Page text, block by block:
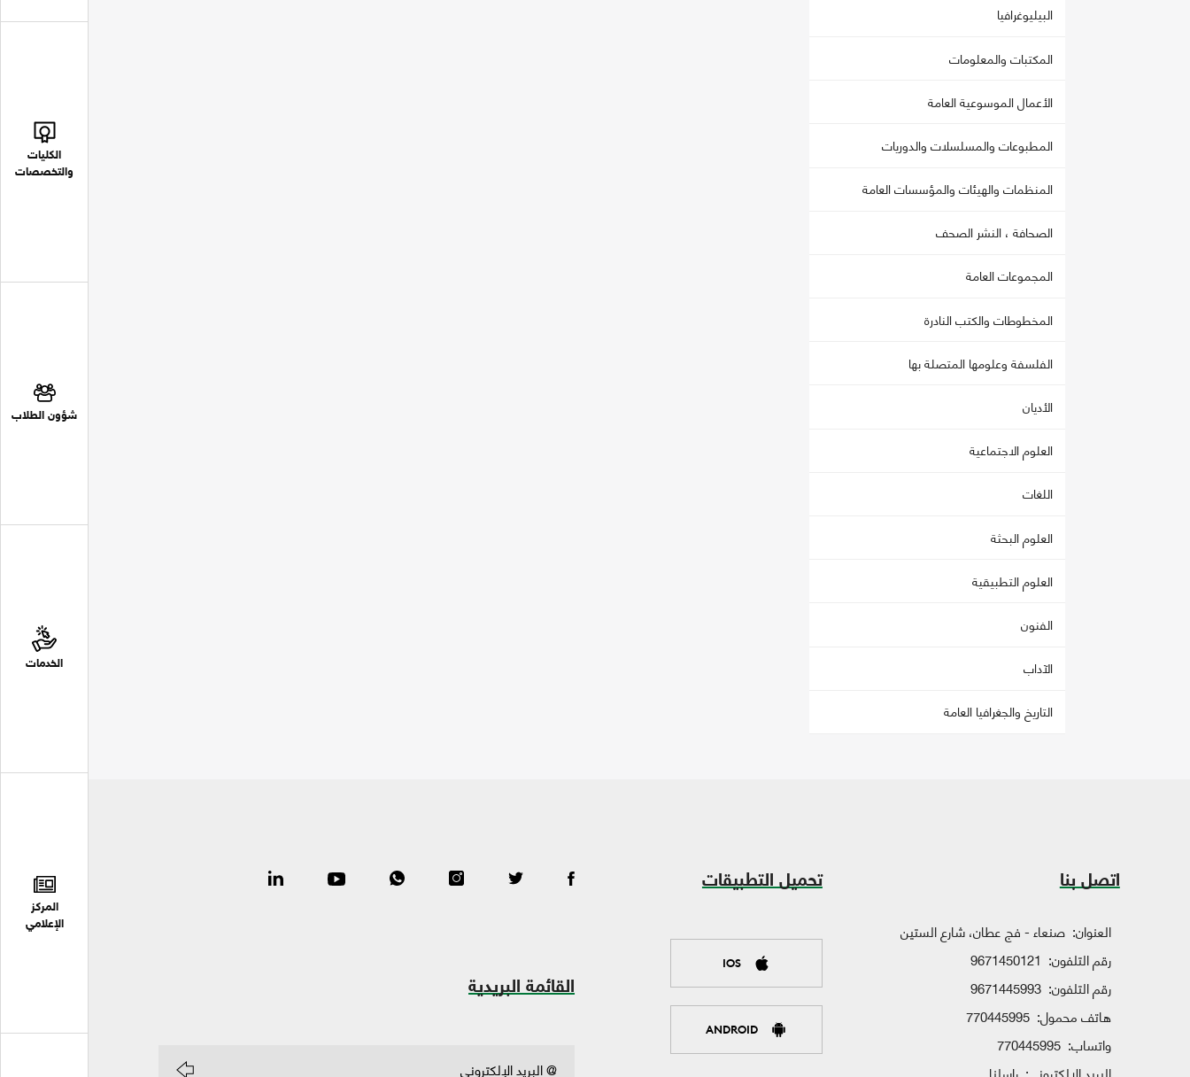
الكليات
والتخصصات
شؤون الطلاب
الخدمات
المركز
الإعلامي
البيليوغرافيا
المكتبات والمعلومات
الأعمال الموسوعية العامة
المطبوعات والمسلسلات والدوريات
المنظمات والهيئات والمؤسسات العامة
الصحافة ، النشر الصحف
المجموعات العامة
المخطوطات والكتب النادرة
الفلسفة وعلومها المتصلة بها
الأديان
العلوم الاجتماعية
اللغات
العلوم البحثة
العلوم التطبيقية
الفنون
الآداب
التاريخ والجغرافيا العامة
اتصل بنا
العنوان: صنعاء - فج عطان، شارع الستين
رقم التلفون: 9671450121
رقم التلفون: 9671445993
هاتف محمول: 770445995
واتساب: 770445995
تحميل التطبيقات
IOS
ANDROID
القائمة البريدية